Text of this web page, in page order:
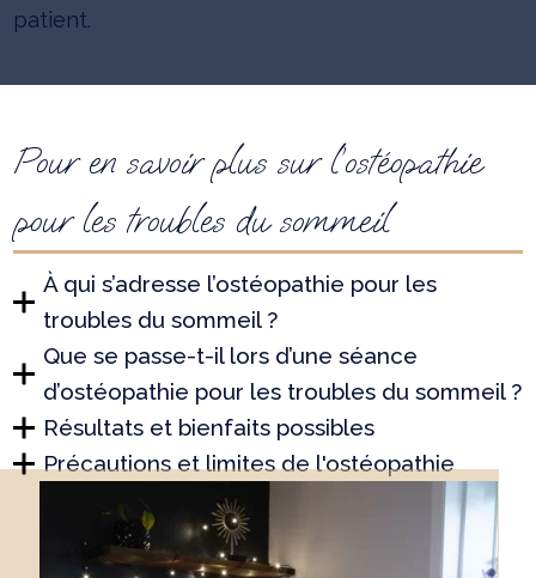
patient.
Pour en savoir plus sur l’ostéopathie
pour les troubles du sommeil
À qui s’adresse l’ostéopathie pour les
troubles du sommeil ?
Que se passe-t-il lors d’une séance
d’ostéopathie pour les troubles du sommeil ?
Résultats et bienfaits possibles
Précautions et limites de l'ostéopathie